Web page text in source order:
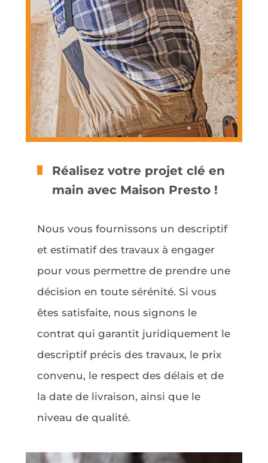
Réalisez votre projet clé en
main avec Maison Presto !
Nous vous fournissons un descriptif
et estimatif des travaux à engager
pour vous permettre de prendre une
décision en toute sérénité. Si vous
êtes satisfaite, nous signons le
contrat qui garantit juridiquement le
descriptif précis des travaux, le prix
convenu, le respect des délais et de
la date de livraison, ainsi que le
niveau de qualité.